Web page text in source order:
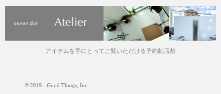
アイテムを手にとってご覧いただける予約制店舗
© 2019 - Good Things, Inc.